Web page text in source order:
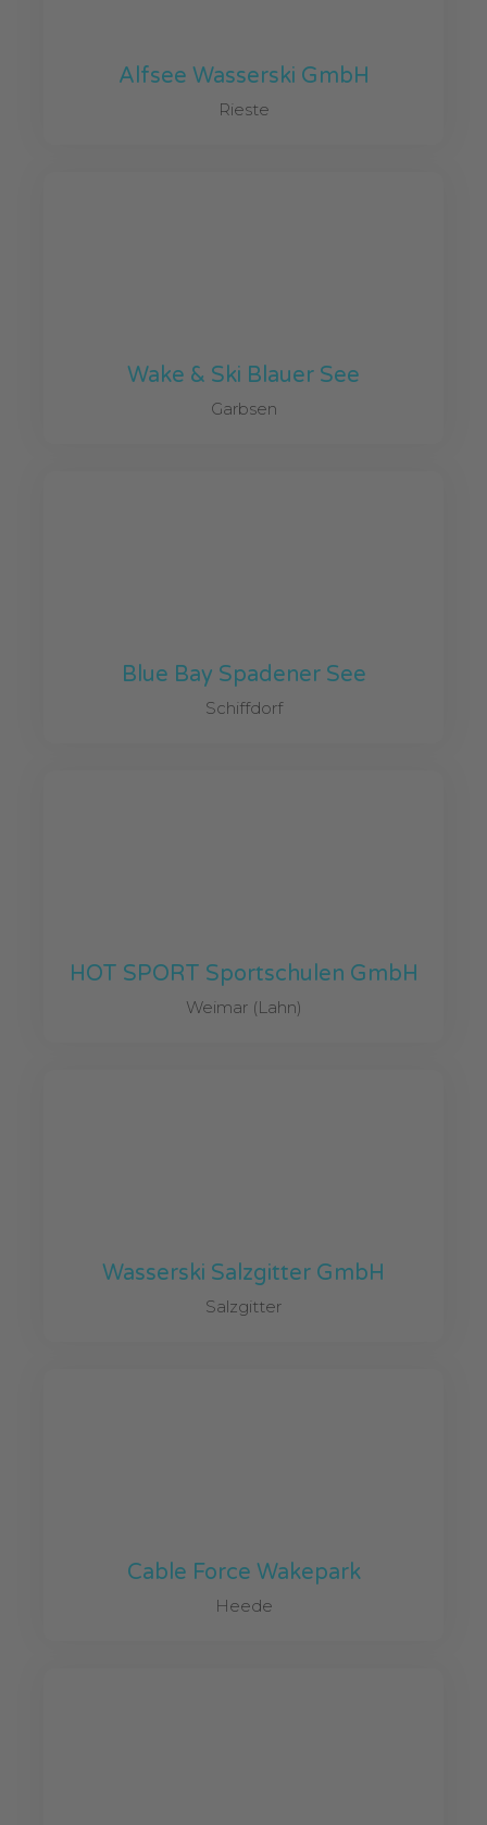
Alfsee Wasserski GmbH
Rieste
Wake & Ski Blauer See
Garbsen
Blue Bay Spadener See
Schiffdorf
HOT SPORT Sportschulen GmbH
Weimar (Lahn)
Wasserski Salzgitter GmbH
Salzgitter
Cable Force Wakepark
Heede